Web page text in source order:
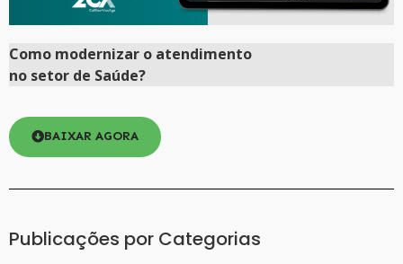
Como modernizar o atendimento
no setor de Saúde?
BAIXAR AGORA
Publicações por Categorias